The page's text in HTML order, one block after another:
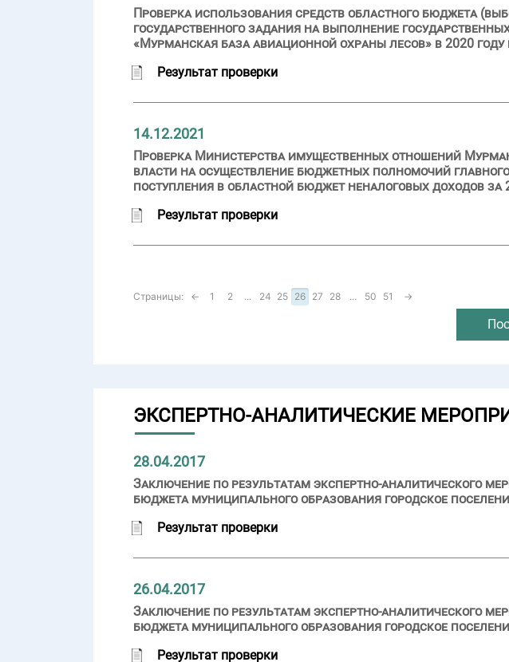
Проверка использования средств областного бюджета
государственного задания на выполнение
«Мурманская база авиационной охраны лесов» в 2020
Результат проверки
14.12.2021
Проверка Министерства имущественных отношений
власти на осуществление бюджетных полномочий
поступления в областной бюджет неналоговых доходов за
Результат проверки
Страницы: ← 1 2 ... 24 25 26 27 28 ... 50 51 →
ЭКСПЕРТНО-АНАЛИТИЧЕСКИЕ
28.04.2017
Заключение по результатам экспертно-аналитического
бюджета муниципального образования городское
Результат проверки
26.04.2017
Заключение по результатам экспертно-аналитического
бюджета муниципального образования городское
Результат проверки